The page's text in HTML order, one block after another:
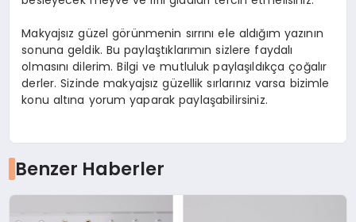
Makyajsız güzel görünmenin sırrını ele aldığım yazının
sonuna geldik. Bu paylaştıklarımın sizlere faydalı
olmasını dilerim. Bilgi ve mutluluk paylaşıldıkça çoğalır
derler. Sizinde makyajsız güzellik sırlarınız varsa bizimle
konu altına yorum yaparak paylaşabilirsiniz.
Benzer Haberler